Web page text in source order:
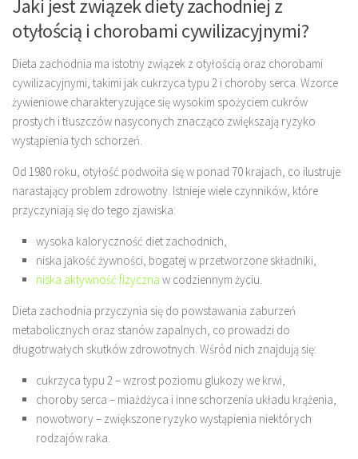
Jaki jest związek diety zachodniej z
otyłością i chorobami cywilizacyjnymi?
Dieta zachodnia ma istotny związek z otyłością oraz chorobami
cywilizacyjnymi, takimi jak cukrzyca typu 2 i choroby serca. Wzorce
żywieniowe charakteryzujące się wysokim spożyciem cukrów
prostych i tłuszczów nasyconych znacząco zwiększają ryzyko
wystąpienia tych schorzeń.
Od 1980 roku, otyłość podwoiła się w ponad 70 krajach, co ilustruje
narastający problem zdrowotny. Istnieje wiele czynników, które
przyczyniają się do tego zjawiska:
wysoka kaloryczność diet zachodnich,
niska jakość żywności, bogatej w przetworzone składniki,
niska aktywność fizyczna w codziennym życiu.
Dieta zachodnia przyczynia się do powstawania zaburzeń
metabolicznych oraz stanów zapalnych, co prowadzi do
długotrwałych skutków zdrowotnych. Wśród nich znajdują się:
cukrzyca typu 2 – wzrost poziomu glukozy we krwi,
choroby serca – miażdżyca i inne schorzenia układu krążenia,
nowotwory – zwiększone ryzyko wystąpienia niektórych
rodzajów raka.